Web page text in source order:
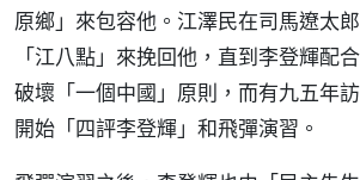
原鄉」來包容他。江澤民在司馬遼太
「江八點」來挽回他，直到李登輝配
破壞「一個中國」原則，而有九五年
開始「四評李登輝」和飛彈演習。